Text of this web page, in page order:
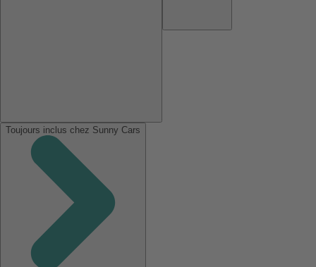
Toujours inclus chez Sunny Cars